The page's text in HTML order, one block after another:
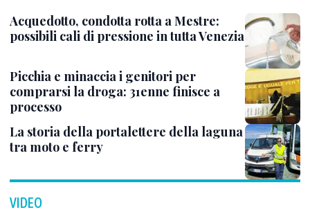
Acquedotto, condotta rotta a Mestre:
possibili cali di pressione in tutta Venezia
Picchia e minaccia i genitori per
comprarsi la droga: 31enne finisce a
processo
La storia della portalettere della laguna
tra moto e ferry
VIDEO